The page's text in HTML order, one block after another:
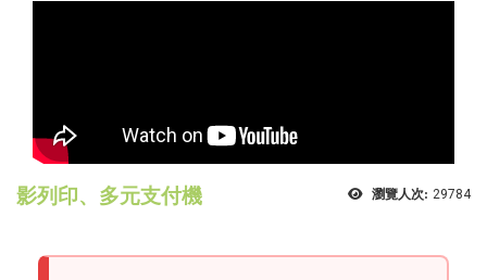
瀏覽人次: 29784
影列印、多元支付機